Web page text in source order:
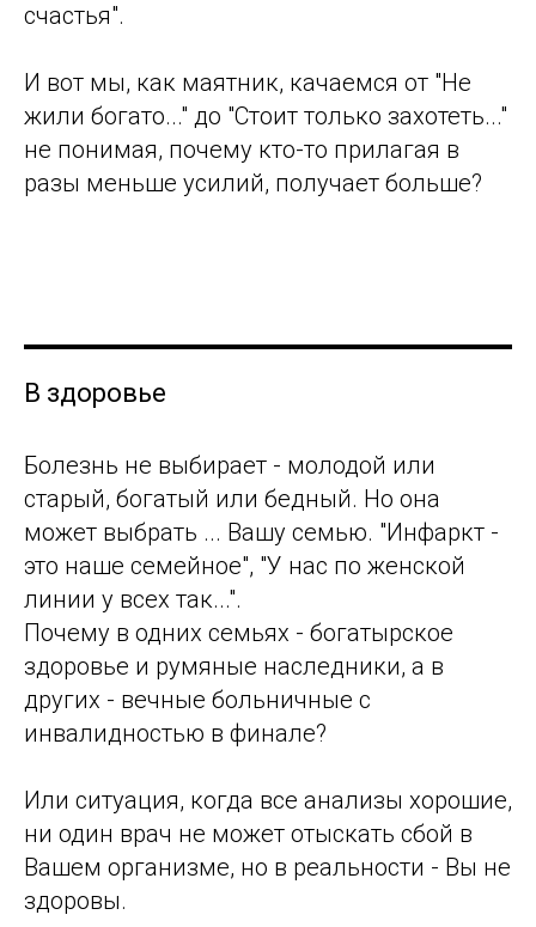
счастья".
И вот мы, как маятник, качаемся от "Не
жили богато..." до "Стоит только захотеть..."
не понимая, почему кто-то прилагая в
разы меньше усилий, получает больше?
В здоровье
Болезнь не выбирает - молодой или
старый, богатый или бедный. Но она
может выбрать ... Вашу семью. "Инфаркт -
это наше семейное", "У нас по женской
линии у всех так...".
Почему в одних семьях - богатырское
здоровье и румяные наследники, а в
других - вечные больничные с
инвалидностью в финале?
Или ситуация, когда все анализы хорошие,
ни один врач не может отыскать сбой в
Вашем организме, но в реальности - Вы не
здоровы.